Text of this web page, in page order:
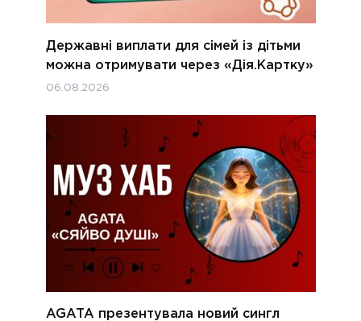
Державні виплати для сімей із дітьми
можна отримувати через «Дія.Картку»
06.08.2026
AGATA презентувала новий сингл